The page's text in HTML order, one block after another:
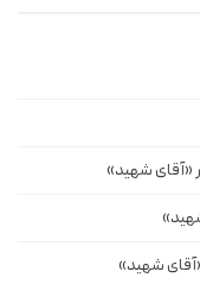
«آقای شهید»
شهید»